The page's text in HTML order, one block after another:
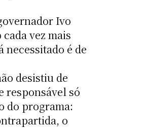
Ivo
vez mais
necessitado é de
desistiu de
responsável só
do programa:
o